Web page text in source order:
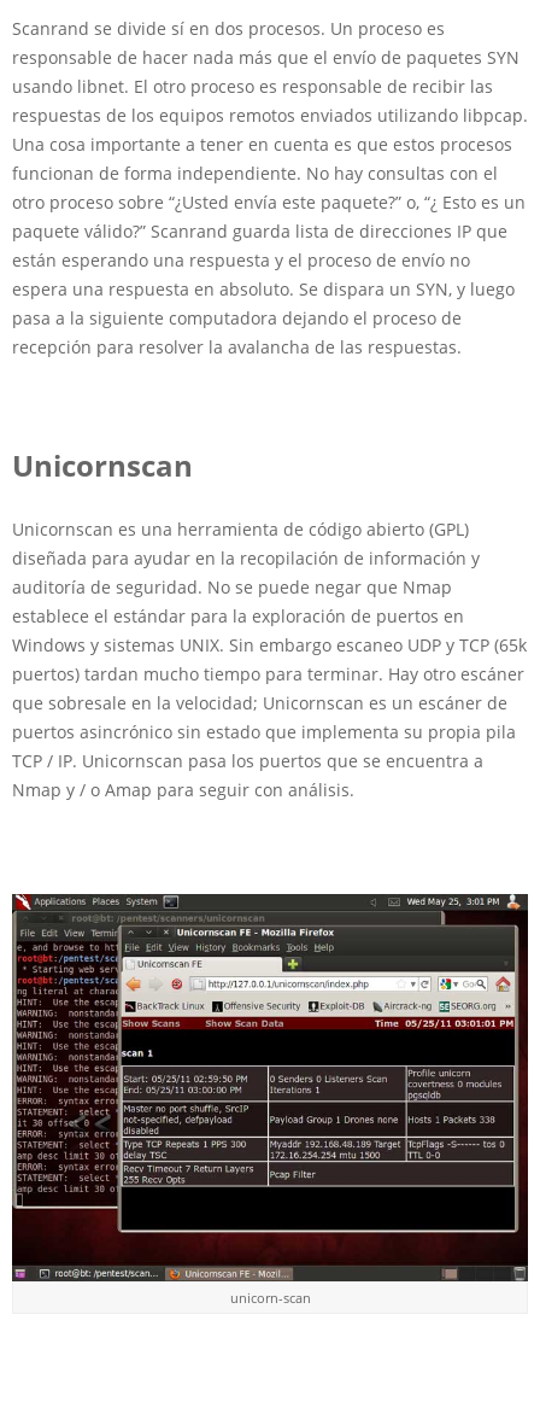
Scanrand se divide sí en dos procesos. Un proceso es
responsable de hacer nada más que el envío de paquetes SYN
usando libnet. El otro proceso es responsable de recibir las
respuestas de los equipos remotos enviados utilizando libpcap.
Una cosa importante a tener en cuenta es que estos procesos
funcionan de forma independiente. No hay consultas con el
otro proceso sobre “¿Usted envía este paquete?” o, “¿ Esto es un
paquete válido?” Scanrand guarda lista de direcciones IP que
están esperando una respuesta y el proceso de envío no
espera una respuesta en absoluto. Se dispara un SYN, y luego
pasa a la siguiente computadora dejando el proceso de
recepción para resolver la avalancha de las respuestas.
Unicornscan
Unicornscan es una herramienta de código abierto (GPL)
diseñada para ayudar en la recopilación de información y
auditoría de seguridad. No se puede negar que Nmap
establece el estándar para la exploración de puertos en
Windows y sistemas UNIX. Sin embargo escaneo UDP y TCP (65k
puertos) tardan mucho tiempo para terminar. Hay otro escáner
que sobresale en la velocidad; Unicornscan es un escáner de
puertos asincrónico sin estado que implementa su propia pila
TCP / IP. Unicornscan pasa los puertos que se encuentra a
Nmap y / o Amap para seguir con análisis.
unicorn-scan